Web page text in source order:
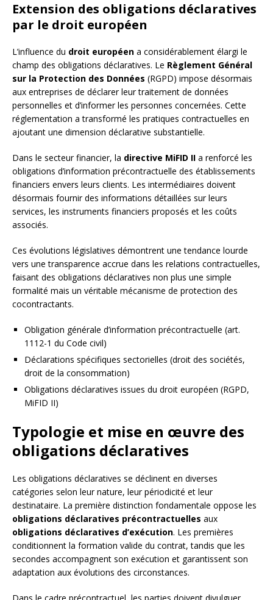
Extension des obligations déclaratives
par le droit européen
L’influence du droit européen a considérablement élargi le
champ des obligations déclaratives. Le Règlement Général
sur la Protection des Données (RGPD) impose désormais
aux entreprises de déclarer leur traitement de données
personnelles et d’informer les personnes concernées. Cette
réglementation a transformé les pratiques contractuelles en
ajoutant une dimension déclarative substantielle.
Dans le secteur financier, la directive MiFID II a renforcé les
obligations d’information précontractuelle des établissements
financiers envers leurs clients. Les intermédiaires doivent
désormais fournir des informations détaillées sur leurs
services, les instruments financiers proposés et les coûts
associés.
Ces évolutions législatives démontrent une tendance lourde
vers une transparence accrue dans les relations contractuelles,
faisant des obligations déclaratives non plus une simple
formalité mais un véritable mécanisme de protection des
cocontractants.
Obligation générale d’information précontractuelle (art.
1112-1 du Code civil)
Déclarations spécifiques sectorielles (droit des sociétés,
droit de la consommation)
Obligations déclaratives issues du droit européen (RGPD,
MiFID II)
Typologie et mise en œuvre des
obligations déclaratives
Les obligations déclaratives se déclinent en diverses
catégories selon leur nature, leur périodicité et leur
destinataire. La première distinction fondamentale oppose les
obligations déclaratives précontractuelles aux
obligations déclaratives d’exécution. Les premières
conditionnent la formation valide du contrat, tandis que les
secondes accompagnent son exécution et garantissent son
adaptation aux évolutions des circonstances.